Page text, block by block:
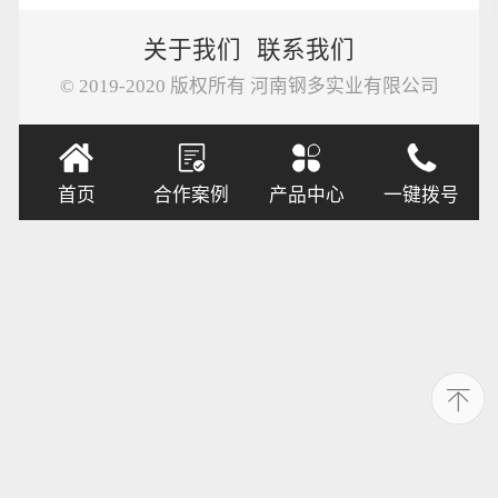
关于我们 联系我们
© 2019-2020 版权所有 河南钢多实业有限公司
首页 合作案例 产品中心 一键拨号